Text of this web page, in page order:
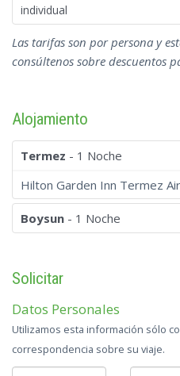
individual
Las tarifas son por persona y
consúltenos sobre descuentos
Alojamiento
Termez - 1 Noche
Hilton Garden Inn Termez
Boysun - 1 Noche
Solicitar
Datos Personales
Utilizamos esta información sólo
correspondencia sobre su viaje.